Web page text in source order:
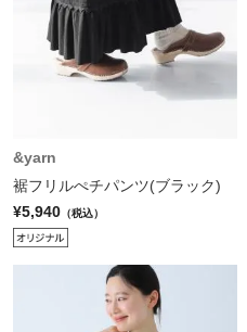
&yarn
裾フリルぺチパンツ(ブラック)
¥5,940 （税込）